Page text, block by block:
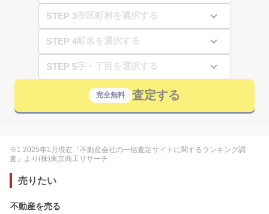
STEP 3
STEP 4
STEP 5
完全無料 査定する
※1 2025年1月現在「不動産会社の一括査定サイトに関するランキング調
査」より(株)東京商工リサーチ
売りたい
不動産を売る